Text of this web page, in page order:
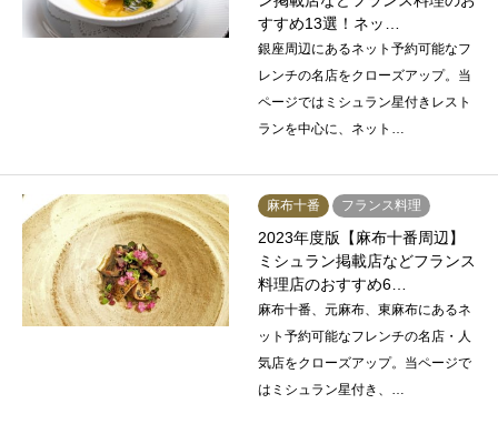
すすめ13選！ネッ…
銀座周辺にあるネット予約可能なフ
レンチの名店をクローズアップ。当
ページではミシュラン星付きレスト
ランを中心に、ネット…
麻布十番 フランス料理
2023年度版【麻布十番周辺】
ミシュラン掲載店などフランス
料理店のおすすめ6…
麻布十番、元麻布、東麻布にあるネ
ット予約可能なフレンチの名店・人
気店をクローズアップ。当ページで
はミシュラン星付き、…